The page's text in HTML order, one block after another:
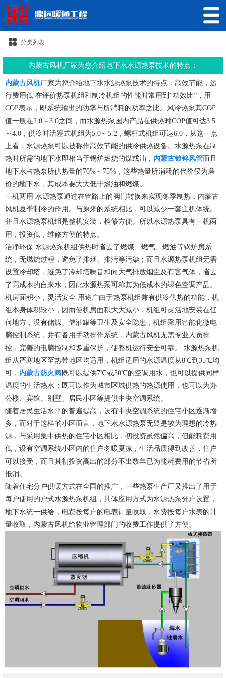
分类列表
内蒙古风机厂家为您介绍地下水水源热泵技术的特点：
内蒙古风机厂家为您介绍地下水水源热泵技术的特点：高效节能，运
行费用低 在评价热泵机组和制冷机组的性能时常用到“功效比”，用
COP表示，即系统输出的功率与所消耗的功率之比。风冷热泵其COP
值一般在2.0～3.0之间，而水源热泵国内产品在供热时COP值可达3.5
～4.0，供冷时活塞式机组为5.0～5.2，螺杆式机组可达6.0，从这一点
上看，水源热泵可以被称作高效节能的供冷供热设备。水源热泵在制
热时所需的地下水即相当于锅炉燃烧的煤或油， 内蒙古镀锌风管而且
地下水占热泵所供热量的70%～75%，这些热量所消耗的代价仅为廉
价的地下水，其成本要大大低于燃油和燃煤。
一机两用 水源热泵通过在管路上的阀门转换来实现冬季制热，内蒙古
风机夏季制冷的作用。与原来的系统相比，可以减少一套主机体统。
并且水源热泵机组是整机安装，检修方便。所以水源热泵具有一机两
用，投资低，维修方便的特点。
洁净环保 水源热泵机组供热时省去了燃煤、燃气、燃油等锅炉房系
统，无燃烧过程，避免了排烟、排污等污染；而且水源热泵机组无需
设置冷却塔，避免了冷却塔噪音和向大气排放烟尘及有害气体，省去
了高成本的自来水，因此水源热泵可称其为低成本的绿色空调产品。
机房面积小，灵活安全 用途广由于热泵机组兼有供冷供热的功能，机
组本身体积较小，因而使机房面积大大减小，机组可灵活地安装在任
何地方，没有储煤、储油罐等卫生及安全隐患，机组采用智能化微电
脑控制系统，并有备用手动操作系统，内蒙古风机无需专业人员操
控，完善的电脑控制和多重保护，使整机运行安全可靠。 水源热泵机
组从严寒地区至热带地区均适用，机组适用的水源温度从8℃到35℃均
可， 内蒙古防火阀 既可以提供7℃或50℃的空调用水，也可以提供同样
温度的生活热水；既可以作为城市区域供热的热源使用，也可以为办
公楼、宾馆、别墅、居民小区等提供中央空调系统。
随着居民生活水平的普遍提高，设有中央空调系统的住宅小区逐渐增
多，而对于这样的小区而言，地下水水源热泵无疑是较为理想的冷热
源，与采用集中供热的住宅小区相比，初投资虽然偏高，但能耗费用
低，设有空调系统小区内的住户冬暖夏凉，生活品质得到改善，住户
可以接受，而且其初投资高出的部分不出数年已为能耗费用的节省所
抵消。
随着住宅分户供暖方式在全国的推广，一些热泵生产厂又推出了用于
每户使用的户式水源热泵机组，具体应用方式为水源热泵分户设置，
地下水统一供给，电费按每户的电表计量收取，水费按每户水表的计
量收取，内蒙古风机给物业管理部门的收费工作提供了方便。